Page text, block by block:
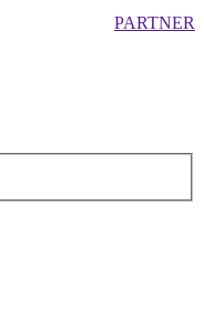
PARTNER